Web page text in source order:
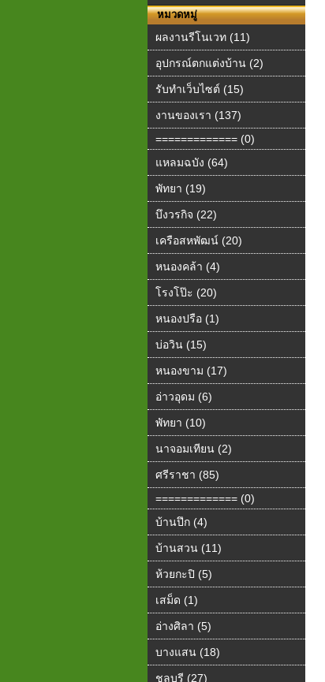
หมวดหมู่
ผลงานรีโนเวท (11)
อุปกรณ์ตกแต่งบ้าน (2)
รับทำเว็บไซต์ (15)
งานของเรา (137)
============= (0)
แหลมฉบัง (64)
พัทยา (19)
บึงวรกิจ (22)
เครือสหพัฒน์ (20)
หนองคล้า (4)
โรงโป๊ะ (20)
หนองปรือ (1)
บ่อวิน (15)
หนองขาม (17)
อ่าวอุดม (6)
พัทยา (10)
นาจอมเทียน (2)
ศรีราชา (85)
============= (0)
บ้านปึก (4)
บ้านสวน (11)
ห้วยกะปิ (5)
เสม็ด (1)
อ่างศิลา (5)
บางแสน (18)
ชลบุรี (27)